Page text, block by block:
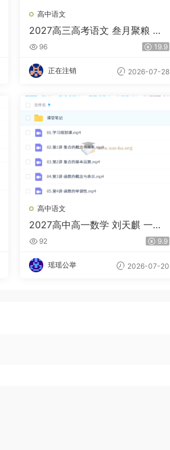
高中语文
2027高三高考语文 叁月聚粮 一
轮复习
96 19.9
正在注销 2026-07-28
高中语文
2027高中高一数学 刘天麒 一轮A
+暑假班
92 9.9
瑶瑶公举 2026-07-20